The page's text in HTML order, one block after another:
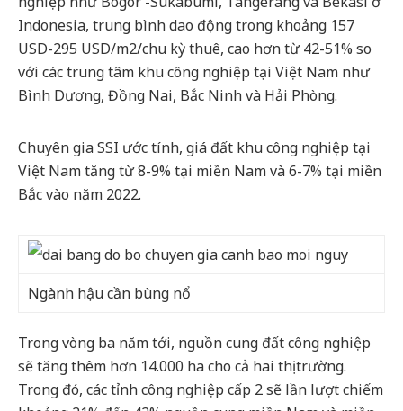
Indonesia, trung bình dao động trong khoảng 157
USD-295 USD/m2/chu kỳ thuê, cao hơn từ 42-51% so
với các trung tâm khu công nghiệp tại Việt Nam như
Bình Dương, Đồng Nai, Bắc Ninh và Hải Phòng.
Chuyên gia SSI ước tính, giá đất khu công nghiệp tại
Việt Nam tăng từ 8-9% tại miền Nam và 6-7% tại miền
Bắc vào năm 2022.
Ngành hậu cần bùng nổ
Trong vòng ba năm tới, nguồn cung đất công nghiệp
sẽ tăng thêm hơn 14.000 ha cho cả hai thị trường.
Trong đó, các tỉnh công nghiệp cấp 2 sẽ lần lượt chiếm